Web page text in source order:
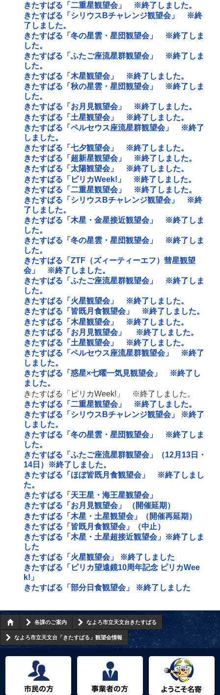
きたすばる「二重星観望会」 ※終了しました。
きたすばる「シリウスBチャレンジ観望会」 ※終
了しました。
きたすばる「冬の星雲・星団観望会」 ※終了しま
した。
きたすばる「ふたご座流星群観望会」 ※終了しま
した。
きたすばる「木星観望会」 ※終了しました。
きたすばる「秋の星雲・星団観望会」 ※終了しま
した。
きたすばる「お月見観望会」 ※終了しました。
きたすばる「土星観望会」 ※終了しました。
きたすばる「ペルセウス座流星群観望会」 ※終了
しました。
きたすばる「七夕観望会」 ※終了しました。
きたすばる「超新星観望会」 ※終了しました。
きたすばる「太陽観望会」 ※終了しました。
きたすばる「ピリカWeek!」 ※終了しました。
きたすばる「二重星観望会」 ※終了しました。
きたすばる「シリウスBチャレンジ観望会」 ※終
了しました。
きたすばる「木星・金星接近観望会」 ※終了しま
した。
きたすばる「冬の星雲・星団観望会」 ※終了しま
した。
きたすばる「ZTF（ズィーティーエフ）彗星観望
会」 ※終了しました。
きたすばる「ふたご座流星群観望会」 ※終了しま
した。
きたすばる「火星観望会」 ※終了しました。
きたすばる「皆既月食観望会」 ※終了しました。
きたすばる「木星観望会」 ※終了しました。
きたすばる「お月見観望会」 ※終了しました。
きたすばる「土星観望会」 ※終了しました。
きたすばる「ペルセウス座流星群観望会」 ※終了
しました。
きたすばる「惑星×七曜一気見観望会」 ※終了し
ました。
きたすばる「ピリカWeek!」 ※終了しました。
きたすばる「二重星観望会」 ※終了しました。
きたすばる「シリウスBチャレンジ観望会」 ※終了
しました。
きたすばる「冬の星雲・星団観望会」 ※終了しま
した。
きたすばる「ふたご座流星群観望会」（12月13日・
14日）※終了しました。
きたすばる「ほぼ皆既月食観望会」 ※終了しまし
た。
きたすばる「天王星・海王星観望会」
きたすばる「お月見観望会」 （開催延期）
きたすばる「木星・土星観望会」（開催再延期）
きたすばる「皆既月食観望会」（中止）
きたすばる「木星・土星超接近観望会」※終了しま
した
きたすばる「火星観望会」 ※終了しました
きたすばる「ピリカ望遠鏡10周年記念 ピリカWee
k!」
きたすばる「部分日食観望会」 ※終了しました
各課のご案内 なよろ市立天文台きたすばる
なよろ市立天文台「きたすばる」観望会情報